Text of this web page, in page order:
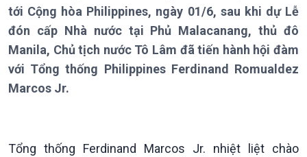
Giới thiệu
Thời sự
Thời sự 6h
Thời sự 12h
Theo dòng Thời sự
tới Cộng hòa Philippines, ngày 01/6, sau khi dự Lễ
đón cấp Nhà nước tại Phủ Malacanang, thủ đô
Manila, Chủ tịch nước Tô Lâm đã tiến hành hội đàm
với Tổng thống Philippines Ferdinand Romualdez
Marcos Jr.
Tổng thống Ferdinand Marcos Jr. nhiệt liệt chào